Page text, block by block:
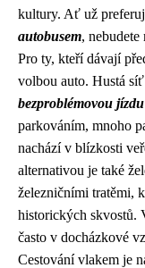
kultury. Ať už
autobusem,
Pro ty, kteří dávají
volbou auto. Hustá
bezproblémovou jízdu
parkováním, mnoho
nachází v blízkosti
alternativou je také
železničními tratěmi,
historických skvostů.
často v docházkové
Cestování vlakem je